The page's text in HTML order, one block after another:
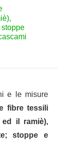
e le misure
fibre tessili
il ramiè),
stoppe e